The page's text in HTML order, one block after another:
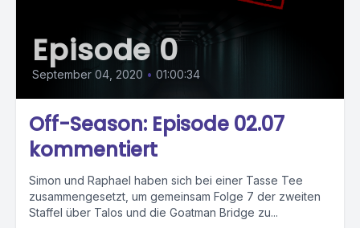
Episode 0
September 04, 2020 • 01:00:34
Off-Season: Episode 02.07
kommentiert
Simon und Raphael haben sich bei einer Tasse Tee
zusammengesetzt, um gemeinsam Folge 7 der zweiten
Staffel über Talos und die Goatman Bridge zu...